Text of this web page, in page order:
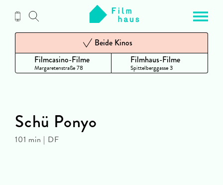
Inhalt
Filmcasino-Filme
Margaretenstraße 78
Beide Kinos
Filmhaus-Filme
Spittelberggasse 3
Schü Ponyo
101 min | DF